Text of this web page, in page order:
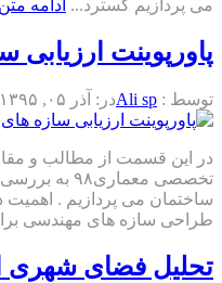
می پردازیم گسترد... ادامه متن
پاورپوینت ارزیابی
توسط : Ali spدر: آذر ۰۵, ۱۳۹۵
در این قسمت از مطالب و
تخصصی
ساختمان می پردازیم . اهمیت
طراحی سازه های مهندسی
تحلیل فضای شهری